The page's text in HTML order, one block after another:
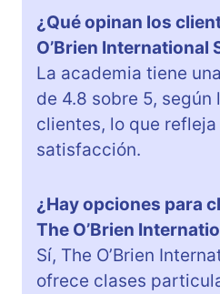
¿Qué opinan los
O’Brien International
La academia tiene
de 4.8 sobre 5, según
clientes, lo que
satisfacción.
¿Hay opciones para
The O’Brien
Sí, The O’Brien
ofrece clases